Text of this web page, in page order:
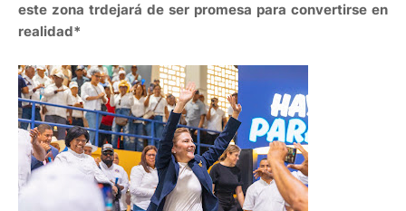
este zona trdejará de ser promesa para convertirse en
realidad*